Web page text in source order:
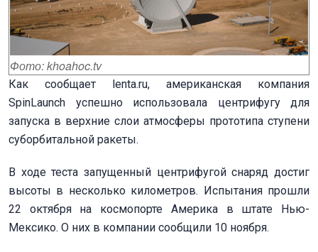
Фото: khoahoc.tv
Как сообщает lenta.ru, американская компания
SpinLaunch успешно использовала центрифугу для
запуска в верхние слои атмосферы прототипа ступени
суборбитальной ракеты.
В ходе теста запущенный центрифугой снаряд достиг
высоты в несколько километров. Испытания прошли
22 октября на космопорте Америка в штате Нью-
Мексико. О них в компании сообщили 10 ноября.